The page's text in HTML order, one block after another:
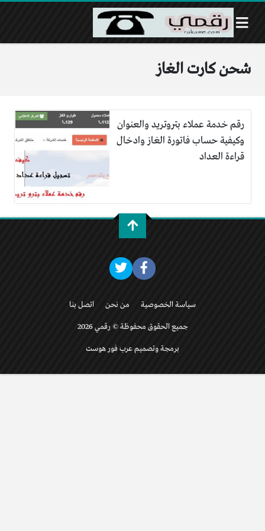
شحن كارت الغاز
رقم خدمة عملاء بتروتريد والعنوان
وكيفية حساب فاتورة الغاز وادخال
قراءة العداد
سياسة الخصوصية من نحن اتصل بنا
جميع الحقوق محفوظة © رقمي 2026
برمجة وتصميم عرب فور هوست